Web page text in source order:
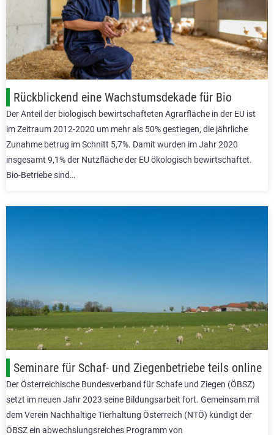
Rückblickend eine Wachstumsdekade für Bio
Der Anteil der biologisch bewirtschafteten Agrarfläche in der EU ist
im Zeitraum 2012-2020 um mehr als 50% gestiegen, die jährliche
Zunahme betrug im Schnitt 5,7%. Damit wurden im Jahr 2020
insgesamt 9,1% der Nutzfläche der EU ökologisch bewirtschaftet.
Bio-Betriebe sind…
Seminare für Schaf- und Ziegenbetriebe teils online
Der Österreichische Bundesverband für Schafe und Ziegen (ÖBSZ)
setzt im neuen Jahr 2023 seine Bildungsarbeit fort. Gemeinsam mit
dem Verein Nachhaltige Tierhaltung Österreich (NTÖ) kündigt der
ÖBSZ ein abwechslungsreiches Programm von